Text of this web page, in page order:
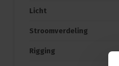
Licht
Stroomverdeling
Rigging